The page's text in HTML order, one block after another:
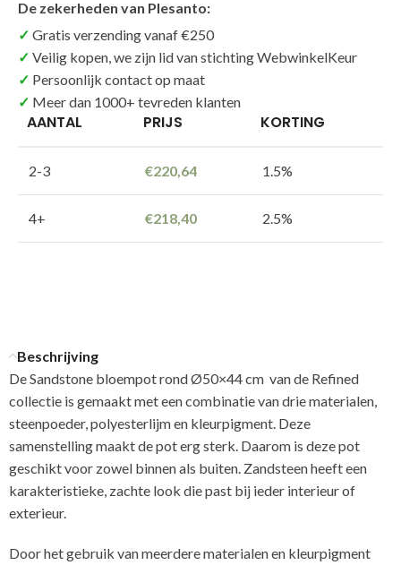
De zekerheden van Plesanto:
Gratis verzending vanaf €250
Veilig kopen, we zijn lid van stichting WebwinkelKeur
Persoonlijk contact op maat
Meer dan 1000+ tevreden klanten
AANTAL PRIJS KORTING
2-3 €220,64 1.5%
4+ €218,40 2.5%
Beschrijving
De Sandstone bloempot rond Ø50×44 cm van de Refined
collectie is gemaakt met een combinatie van drie materialen,
steenpoeder, polyesterlijm en kleurpigment. Deze
samenstelling maakt de pot erg sterk. Daarom is deze pot
geschikt voor zowel binnen als buiten. Zandsteen heeft een
karakteristieke, zachte look die past bij ieder interieur of
exterieur.
Door het gebruik van meerdere materialen en kleurpigment